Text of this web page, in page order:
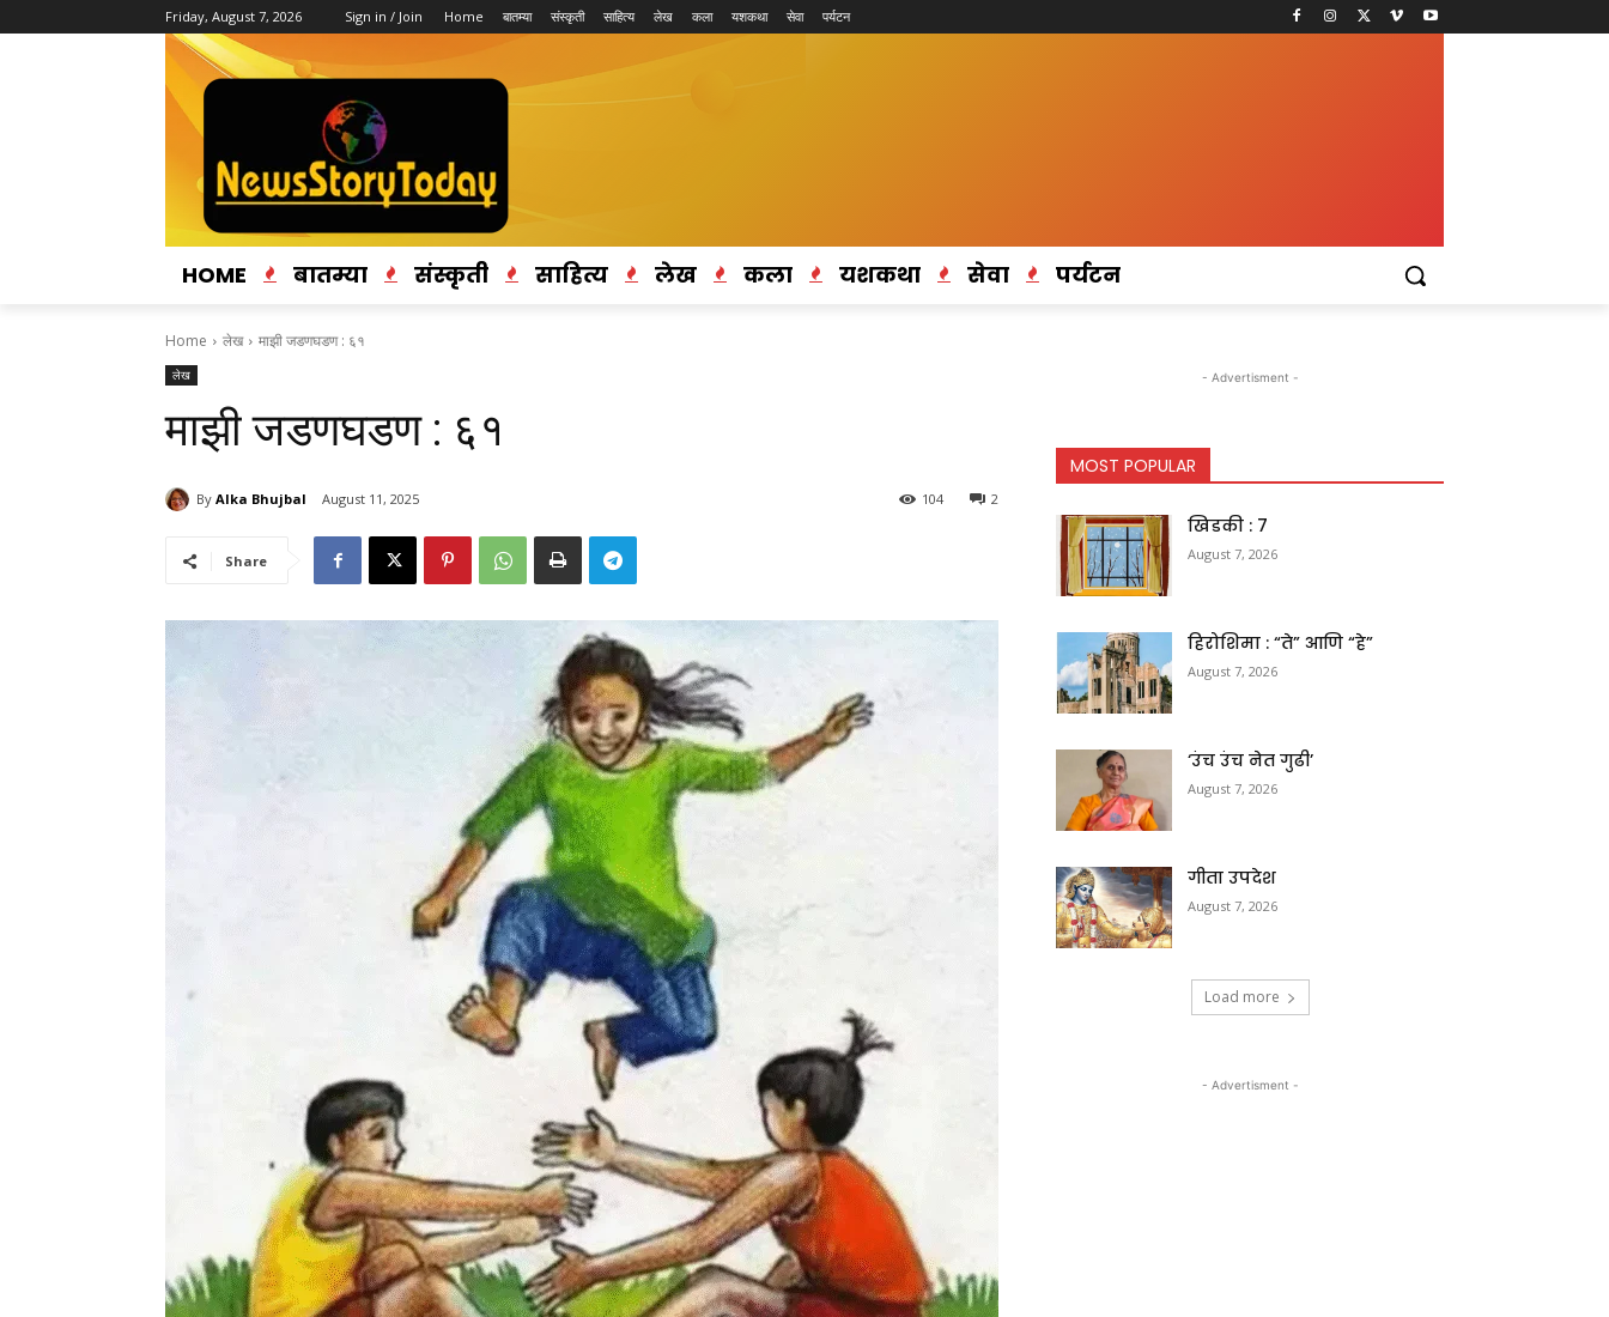
Friday, August 7, 2026 Sign in / Join Home बातम्या संस्कृती साहित्य लेख कला यशकथा सेवा पर्यटन
HOME बातम्या संस्कृती साहित्य लेख कला यशकथा सेवा पर्यटन
Home लेख माझी जडणघडण : ६१
लेख
माझी जडणघडण : ६१
By Alka Bhujbal August 11, 2025 2
104
Share
- Advertisment -
MOST POPULAR
खिडकी : 7
August 7, 2026
हिरोशिमा : “ते” आणि “हे”
August 7, 2026
‘उंच उंच नेत गुढी’
August 7, 2026
गीता उपदेश
August 7, 2026
Load more
- Advertisment -